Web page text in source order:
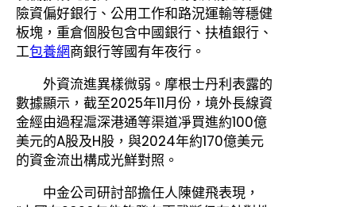
險資偏好銀行、公用工作和路況運輸等穩健
板塊，重倉個股包含中國銀行、扶植銀行、
工包養網商銀行等國有年夜行。
外資流進異樣微弱。摩根士丹利表露的
數據顯示，截至2025年11月份，境外長線資
金經由過程滬深港通等渠道凈買進約100億
美元的A股及H股，與2024年約170億美元
的資金流出構成光鮮對照。
中金公司研討部擔任人陳健飛表現，